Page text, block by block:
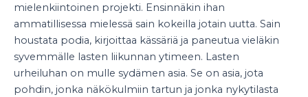
mielenkiintoinen projekti. Ensinnäkin ihan
ammatillisessa mielessä sain kokeilla jotain uutta. Sain
houstata podia, kirjoittaa kässäriä ja paneutua vieläkin
syvemmälle lasten liikunnan ytimeen. Lasten
urheiluhan on mulle sydämen asia. Se on asia, jota
pohdin, jonka näkökulmiin tartun ja jonka nykytilasta